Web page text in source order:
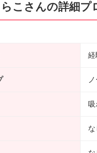
こさんの詳細プ
経
吸
な